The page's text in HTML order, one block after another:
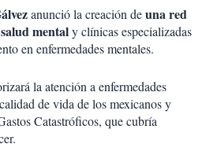
anunció la creación deuna red
mentaly clínicas especializadas
en enfermedades mentales.
la atención a enfermedades
de vida de los mexicanos y
Catastróficos, que cubría